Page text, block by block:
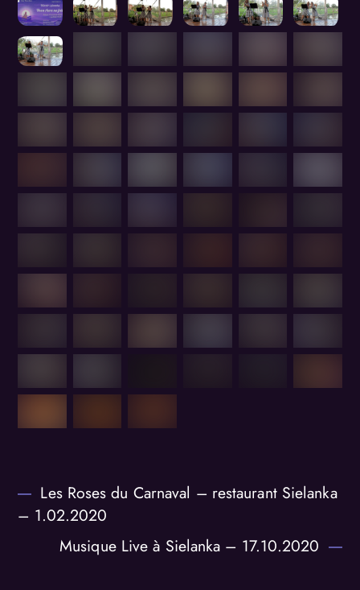
Les Roses du Carnaval – restaurant Sielanka
– 1.02.2020
Musique Live à Sielanka – 17.10.2020